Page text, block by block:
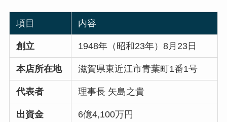
項目 内容
創立 1948年（昭和23年）8月23日
本店所在地 滋賀県東近江市青葉町1番1号
代表者 理事長 矢島之貴
出資金 6億4,100万円